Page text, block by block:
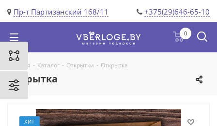
Пр-т Партизанский 168/11 +375(29)646-65-10
0
Главная - Каталог - Открытки - Открытка
Открытка
ХИТ